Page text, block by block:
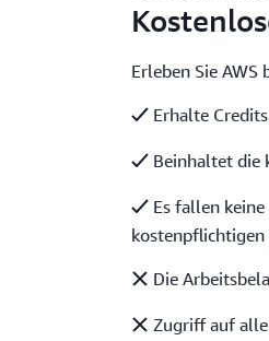
Erleben Sie
Erhalte
Beinhaltet die
Es fallen
kostenpflichtigen
Die
Zugriff auf